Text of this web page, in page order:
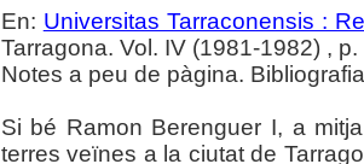
En: Universitas Tarraconensis :
Tarragona. Vol. IV (1981-1982) ,
Notes a peu de pàgina.
Si bé Ramon Berenguer I, a
terres veïnes a la ciutat de